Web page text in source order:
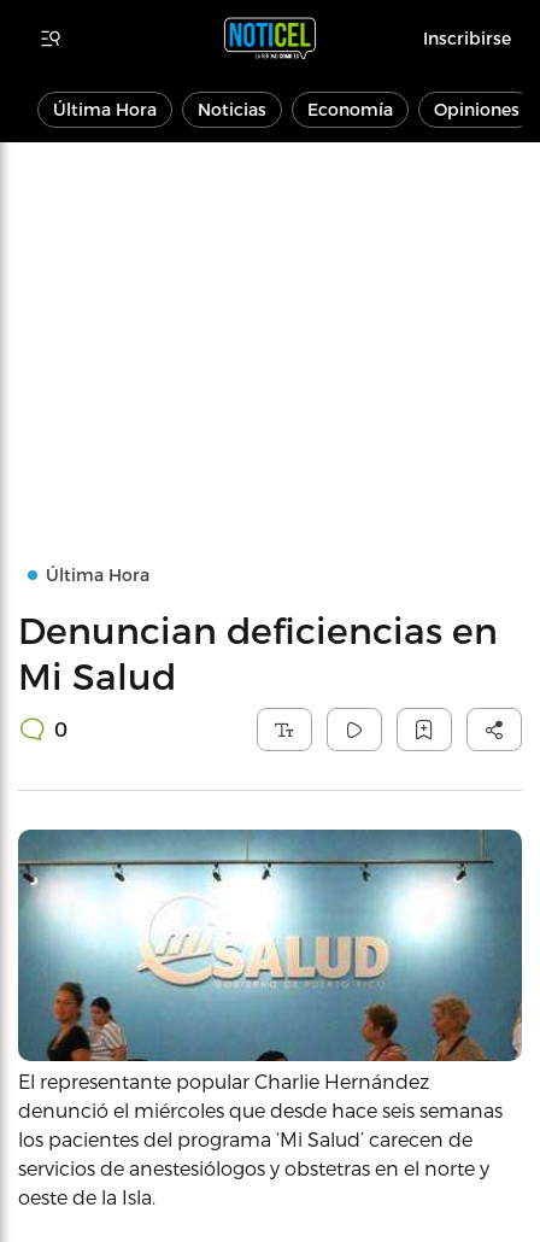
Inscribirse
Última Hora Noticias Economía Opiniones
Última Hora
Denuncian deficiencias en
Mi Salud
0
El representante popular Charlie Hernández
denunció el miércoles que desde hace seis semanas
los pacientes del programa ‘Mi Salud’ carecen de
servicios de anestesiólogos y obstetras en el norte y
oeste de la Isla.